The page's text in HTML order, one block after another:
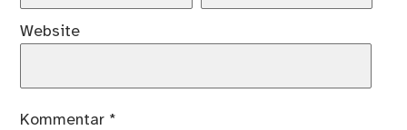
Website
Kommentar *